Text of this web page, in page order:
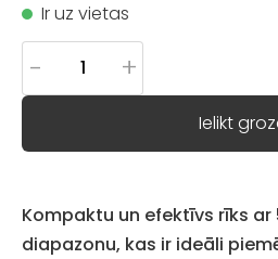
Ir uz vietas
- +
Ielikt
Kompaktu un efektīvs rīks
diapazonu, kas ir ideāli